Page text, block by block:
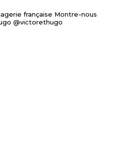
française Montre-nous
@victorethugo